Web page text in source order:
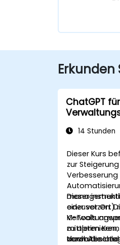
Erkunden
ChatGPT
14 Stunden
Dieser Kurs
zur
einzusetzen.
KI-Tools
zu
verwalten
Dieser
oder vor Ort)
mittleren
durch die
Nach